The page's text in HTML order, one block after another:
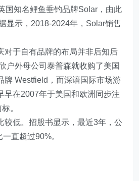
国知名鲤鱼垂钓品牌Solar，由此
显示，2018-2024年，Solar销售
对于自有品牌的布局并非后知后
户外母公司泰普森就收购了美国
牌 Westfield，而深谙国际市场游
早在2007年于美国和欧洲同步注
。
较低。招股书显示，最近3年，公
直超过90%。